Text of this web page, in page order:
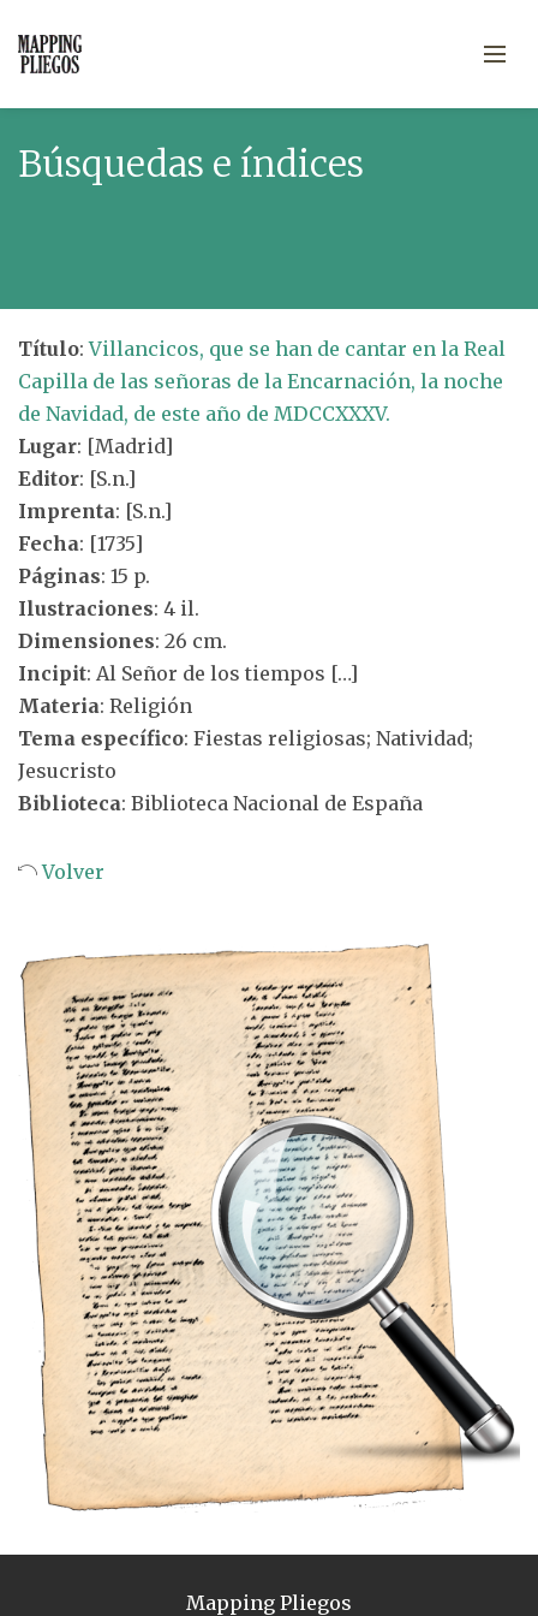
Búsquedas e índices
Título:Villancicos, que se han de cantar en la Real
Capilla de las señoras de la Encarnación, la noche
de Navidad, de este año de MDCCXXXV.
Lugar: [Madrid]
Editor: [S.n.]
Imprenta: [S.n.]
Fecha: [1735]
Páginas: 15 p.
Ilustraciones: 4 il.
Dimensiones: 26 cm.
Incipit: Al Señor de los tiempos […]
Materia: Religión
Tema específico: Fiestas religiosas; Natividad;
Jesucristo
Biblioteca: Biblioteca Nacional de España
Volver
Mapping Pliegos